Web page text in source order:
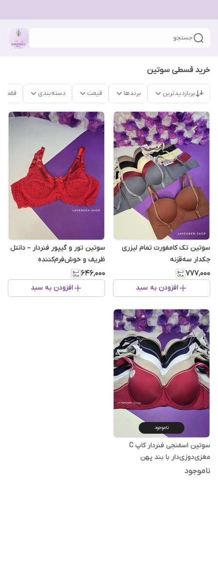
جستجو
خرید قسطی سوتین
پربازدیدترین برندها قیمت دسته‌بندی فقط
سوتین تک کامفورت تمام لیزری
جکدار سه‌قزنه
۷۷۷٬۰۰۰
افزودن به سبد
سوتین تور و گیپور فنردار – دانتل
ظریف و خوش‌فرم‌کننده
۶۴۶٬۰۰۰
افزودن به سبد
ناموجود
سوتین اسفنجی فنردار کاپ C
مغزی‌دوزی‌دار با بند پهن
ناموجود